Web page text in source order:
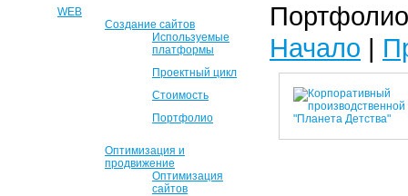
WEB
Создание сайтов
Используемые
платформы
Проектный цикл
Стоимость
Портфолио
Оптимизация и
продвижение
Оптимизация
сайтов
Начало |